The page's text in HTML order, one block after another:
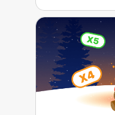
экосистемы
благодаря